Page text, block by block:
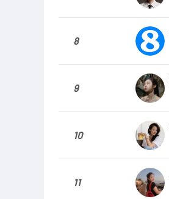
8
9
10
11